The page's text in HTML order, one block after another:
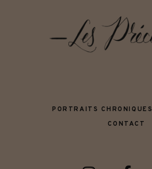
PORTRAITS CHRONIQUES
CONTACT